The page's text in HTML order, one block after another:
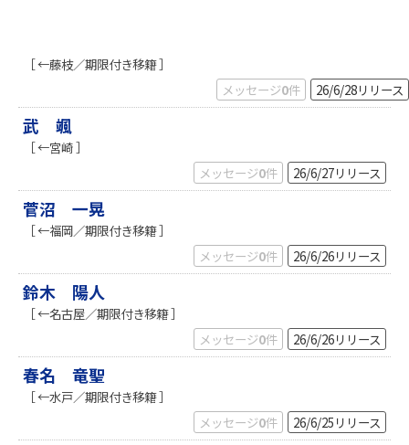
［ ←藤枝／期限付き移籍 ］
メッセージ0件 26/6/28リリース
武 颯
［ ←宮崎 ］
メッセージ0件 26/6/27リリース
菅沼 一晃
［ ←福岡／期限付き移籍 ］
メッセージ0件 26/6/26リリース
鈴木 陽人
［ ←名古屋／期限付き移籍 ］
メッセージ0件 26/6/26リリース
春名 竜聖
［ ←水戸／期限付き移籍 ］
メッセージ0件 26/6/25 リリース